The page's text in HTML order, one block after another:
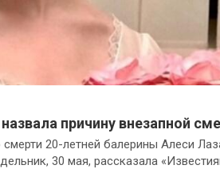
причину внезапной
20-летней балерины Алеси
30 мая, рассказала